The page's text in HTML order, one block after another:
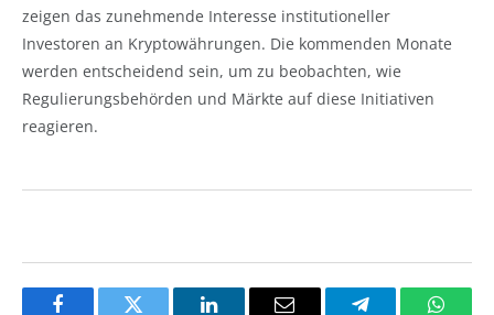
zeigen das zunehmende Interesse institutioneller
Investoren an Kryptowährungen. Die kommenden Monate
werden entscheidend sein, um zu beobachten, wie
Regulierungsbehörden und Märkte auf diese Initiativen
reagieren.